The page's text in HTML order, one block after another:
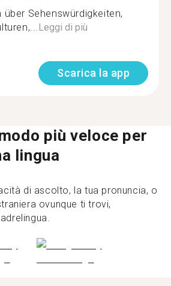
Sehenswürdigkeiten,
Leggi di più
Scarica la app
più veloce per
lingua
di ascolto, la tua pronuncia, o
ovunque ti trovi,